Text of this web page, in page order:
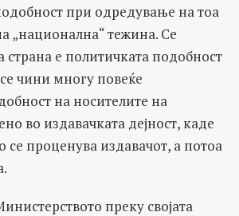
при одредување на тоа
„национална“ тежина. Се
страна е политичката подобност
чини многу повеќе
на носителите на
во издавачката дејност, каде
се проценува издавачот, а потоа
преку својата